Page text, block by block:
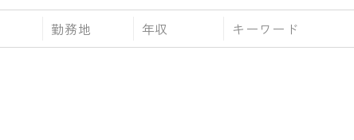
勤務地 年収